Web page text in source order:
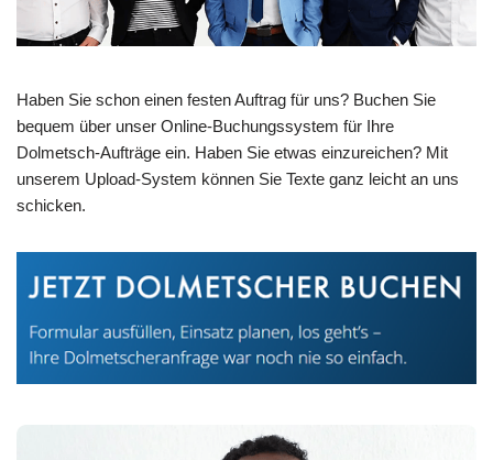
Haben Sie schon einen festen Auftrag für uns? Buchen Sie
bequem über unser Online-Buchungssystem für Ihre
Dolmetsch-Aufträge ein. Haben Sie etwas einzureichen? Mit
unserem Upload-System können Sie Texte ganz leicht an uns
schicken.